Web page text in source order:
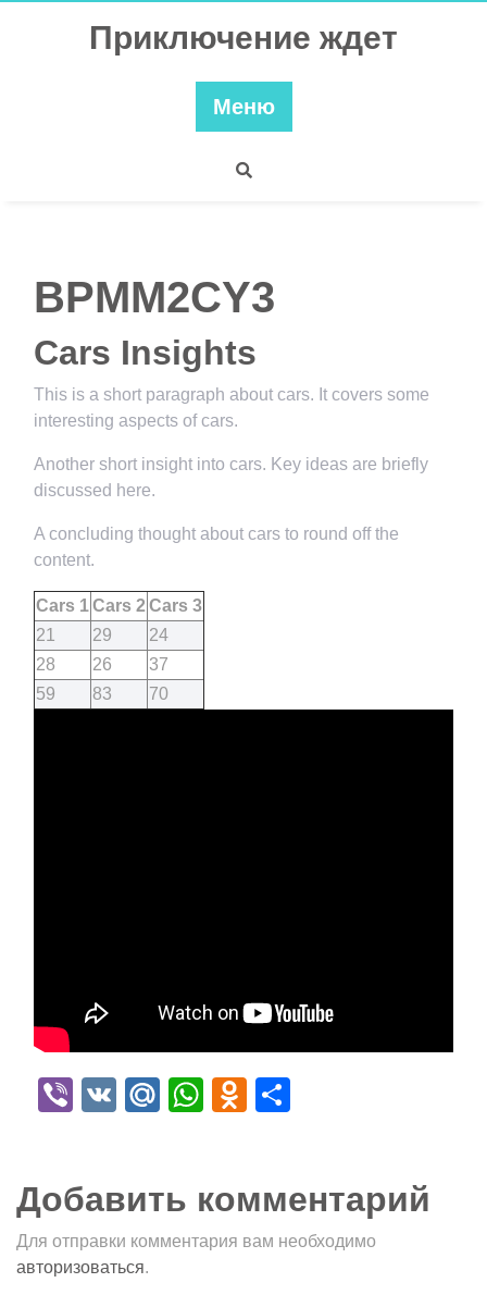
Приключение ждет
Меню
BPMM2CY3
Cars Insights
This is a short paragraph about cars. It covers some
interesting aspects of cars.
Another short insight into cars. Key ideas are briefly
discussed here.
A concluding thought about cars to round off the
content.
Cars 1Cars 2 Cars 3
21
29
24
28
26
37
59
83 70
Viber
VK Mail.Ru
WhatsApp
Odnoklassniki
Добавить комментарий
Для отправки комментария вам необходимо
авторизоваться.